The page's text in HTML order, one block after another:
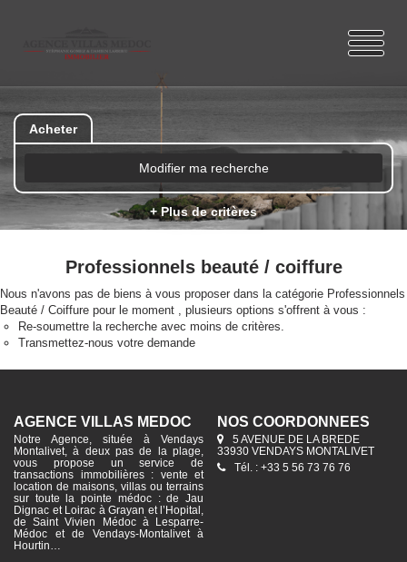
Acheter
Modifier ma recherche
+ Plus de critères
Professionnels beauté / coiffure
Nous n'avons pas de biens à vous proposer dans la catégorie Professionnels
Beauté / Coiffure pour le moment , plusieurs options s'offrent à vous :
Re-soumettre la recherche avec moins de critères.
Transmettez-nous votre demande
AGENCE VILLAS MÉDOC
Notre Agence, située à Vendays
Montalivet, à deux pas de la plage,
vous propose un service de
transactions immobilières : vente et
location de maisons, villas ou terrains
sur toute la pointe médoc : de Jau
Dignac et Loirac à Grayan et l’Hopital,
de Saint Vivien Médoc à Lesparre-
Médoc et de Vendays-Montalivet à
Hourtin…
NOS COORDONNÉES
5 AVENUE DE LA BREDE
33930 VENDAYS MONTALIVET
Tél. : +33 5 56 73 76 76